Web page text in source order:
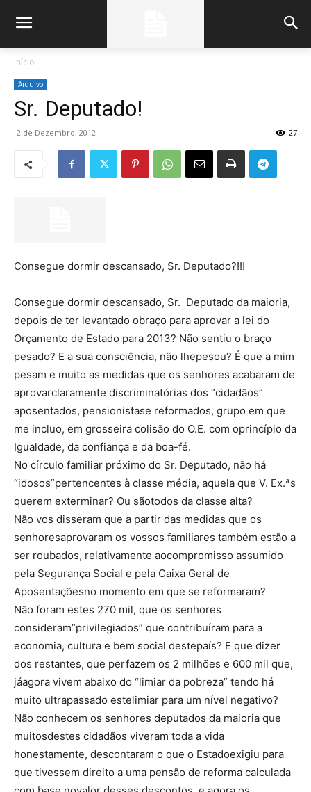
Início
Arquivo
Sr. Deputado!
2 de Dezembro, 2012 27
Consegue dormir descansado, Sr. Deputado?!!!
Consegue dormir descansado, Sr. Deputado da maioria,
depois de ter levantado obraço para aprovar a lei do
Orçamento de Estado para 2013? Não sentiu o braço
pesado? E a sua consciência, não lhepesou? É que a mim
pesam e muito as medidas que os senhores acabaram de
aprovarclaramente discriminatórias dos “cidadãos”
aposentados, pensionistase reformados, grupo em que
me incluo, em grosseira colisão do O.E. com oprincípio da
Igualdade, da confiança e da boa-fé.
No círculo familiar próximo do Sr. Deputado, não há
“idosos”pertencentes à classe média, aquela que V. Ex.ªs
querem exterminar? Ou sãotodos da classe alta?
Não vos disseram que a partir das medidas que os
senhoresaprovaram os vossos familiares também estão a
ser roubados, relativamente aocompromisso assumido
pela Segurança Social e pela Caixa Geral de
Aposentaçõesno momento em que se reformaram?
Não foram estes 270 mil, que os senhores
consideram”privilegiados” que contribuíram para a
economia, cultura e bem social destepaís? E que dizer
dos restantes, que perfazem os 2 milhões e 600 mil que,
jáagora vivem abaixo do “limiar da pobreza” tendo há
muito ultrapassado estelimiar para um nível negativo?
Não conhecem os senhores deputados da maioria que
muitosdestes cidadãos viveram toda a vida
honestamente, descontaram o que o Estadoexigiu para
que tivessem direito a uma pensão de reforma calculada